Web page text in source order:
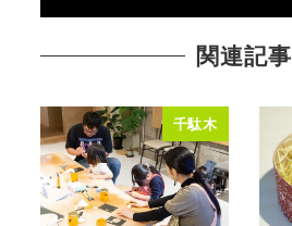
関連記事
千駄木